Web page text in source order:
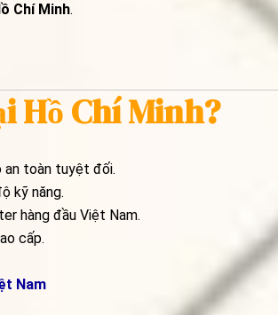
Chí Minh.
Hồ Chí Minh?
an toàn tuyệt đối.
kỹ năng.
hàng đầu Việt Nam.
cấp.
Nam